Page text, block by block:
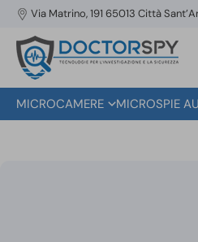
Via Matrino, 191 65013 Città
MICROCAMERE MICROSPIE